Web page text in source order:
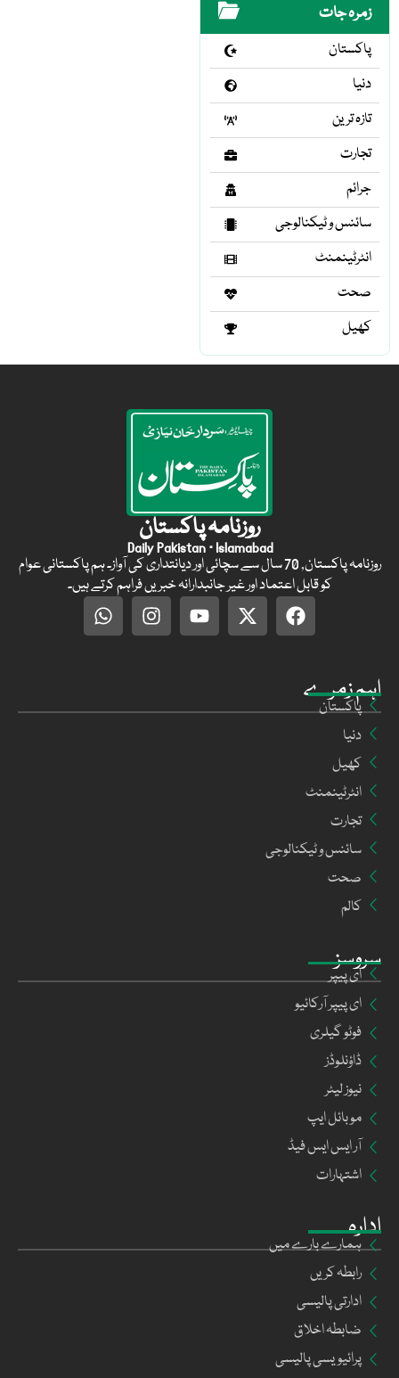
زمرہ جات
پاکستان
دنیا
تازہ ترین
تجارت
جرائم
سائنس و ٹیکنالوجی
انٹرٹینمنٹ
صحت
کھیل
ادارہ
ہمارے بارے میں
رابطہ کریں
ادارتی پالیسی
ضابطہ اخلاق
پرائیویسی پالیسی
سروسز
ای پیپر
ای پیپر آرکائیو
فوٹو گیلری
ڈاؤنلوڈز
نیوز لیٹر
موبائل ایپ
آر ایس ایس فیڈ
اشتہارات
اہم زمرے
پاکستان
دنیا
کھیل
انٹرٹینمنٹ
تجارت
سائنس و ٹیکنالوجی
صحت
کالم
روزنامہ پاکستان
Daily Pakistan · Islamabad
روزنامہ پاکستان, 70 سال سے سچائی اور دیانتداری کی آواز۔ ہم پاکستانی عوام
کو قابل اعتماد اور غیر جانبدارانہ خبریں فراہم کرتے ہیں۔